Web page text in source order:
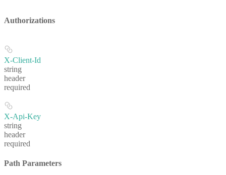
Authorizations
X-Client-Id
string
header
required
X-Api-Key
string
header
required
Path Parameters